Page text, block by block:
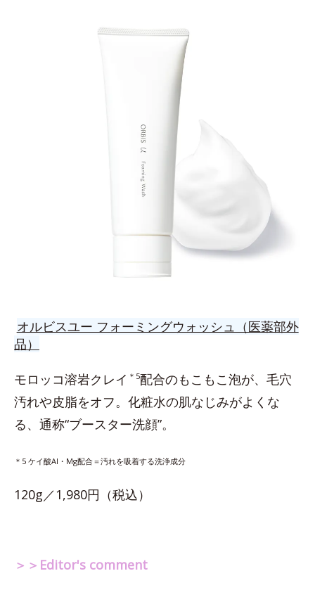
オルビスユー フォーミングウォッシュ（医薬部外
品）
モロッコ溶岩クレイ ＊5配合のもこもこ泡が、毛穴
汚れや皮脂をオフ。化粧水の肌なじみがよくな
る、通称“ブースター洗顔”。
＊5 ケイ酸Al・Mg配合＝汚れを吸着する洗浄成分
120g／1,980円（税込）
＞＞Editor's comment